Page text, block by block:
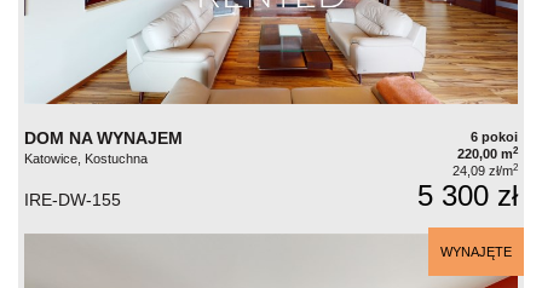
DOM NA WYNAJEM
Katowice, Kostuchna
6 pokoi
220,00 m2
24,09 zł/m2
IRE-DW-155 5 300 zł
WYNAJĘTE